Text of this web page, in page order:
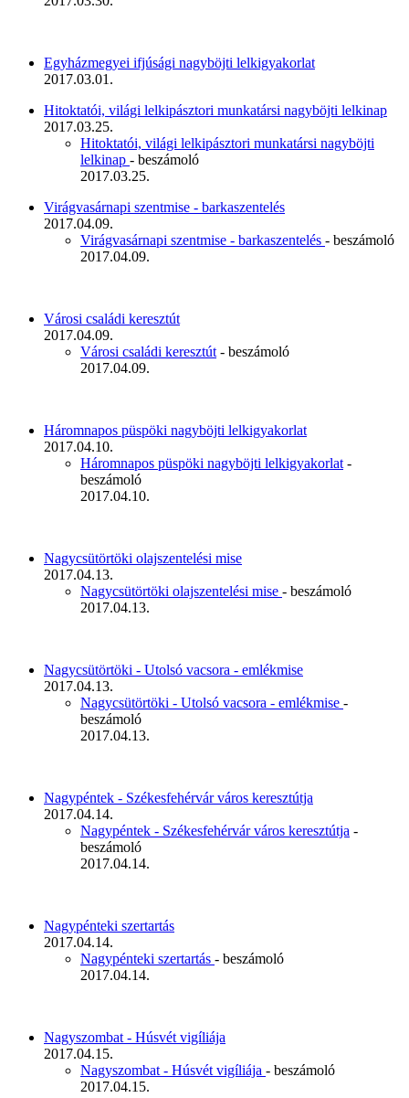
Egyházmegyei ifjúsági nagyböjti lelkigyakorlat
2017.03.01.
Hitoktatói, világi lelkipásztori munkatársi nagyböjti lelkinap
2017.03.25.
Hitoktatói, világi lelkipásztori munkatársi nagyböjti
lelkinap - beszámoló
2017.03.25.
Virágvasárnapi szentmise - barkaszentelés
2017.04.09.
Virágvasárnapi szentmise - barkaszentelés - beszámoló
2017.04.09.
Városi családi keresztút
2017.04.09.
Városi családi keresztút - beszámoló
2017.04.09.
Háromnapos püspöki nagyböjti lelkigyakorlat
2017.04.10.
Háromnapos püspöki nagyböjti lelkigyakorlat -
beszámoló
2017.04.10.
Nagycsütörtöki olajszentelési mise
2017.04.13.
Nagycsütörtöki olajszentelési mise - beszámoló
2017.04.13.
Nagycsütörtöki - Utolsó vacsora - emlékmise
2017.04.13.
Nagycsütörtöki - Utolsó vacsora - emlékmise -
beszámoló
2017.04.13.
Nagypéntek - Székesfehérvár város keresztútja
2017.04.14.
Nagypéntek - Székesfehérvár város keresztútja -
beszámoló
2017.04.14.
Nagypénteki szertartás
2017.04.14.
Nagypénteki szertartás - beszámoló
2017.04.14.
Nagyszombat - Húsvét vigíliája
2017.04.15.
Nagyszombat - Húsvét vigíliája - beszámoló
2017.04.15.